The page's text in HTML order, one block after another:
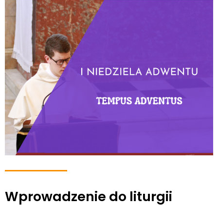
Wprowadzenie do liturgii